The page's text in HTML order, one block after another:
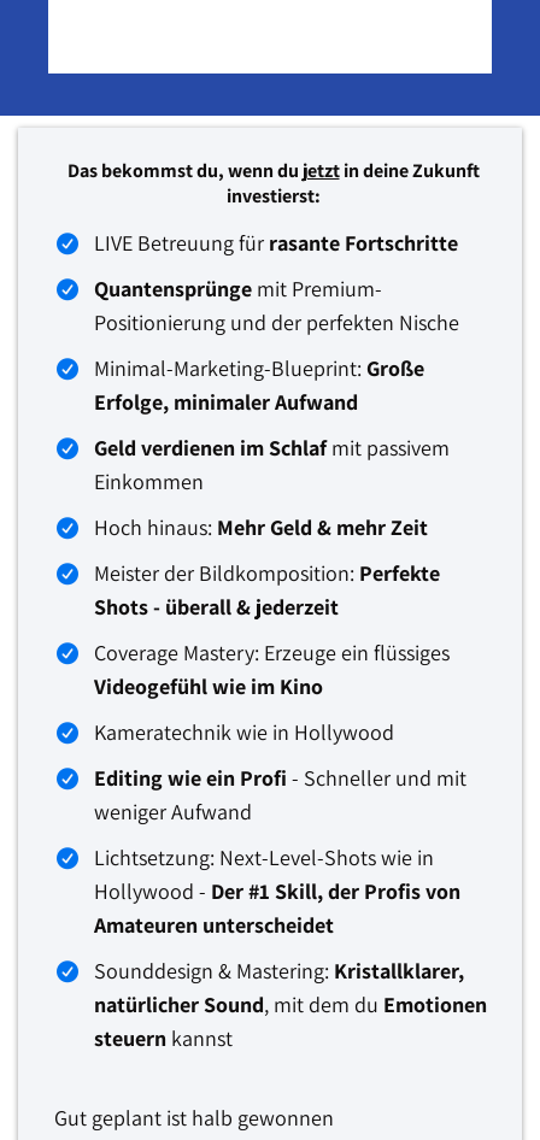
Das bekommst du, wenn du jetztin deine Zukunft
investierst:
LIVE Betreuung für rasante Fortschritte
Quantensprüngemit Premium-
Positionierung und der perfekten Nische
Minimal-Marketing-Blueprint: Große
Erfolge, minimaler Aufwand
Geld verdienen im Schlafmit passivem
Einkommen
Hoch hinaus: Mehr Geld & mehr Zeit
Meister der Bildkomposition: Perfekte
Shots - überall & jederzeit
Coverage Mastery: Erzeuge ein flüssiges
Videogefühl wie im Kino
Kameratechnik wie in Hollywood
Editing wie ein Profi - Schneller und mit
weniger Aufwand
Lichtsetzung: Next-Level-Shots wie in
Hollywood - Der #1 Skill, der Profis von
Amateuren unterscheidet
Sounddesign & Mastering: Kristallklarer,
natürlicher Sound, mit dem du Emotionen
steuernkannst
Gut geplant ist halb gewonnen